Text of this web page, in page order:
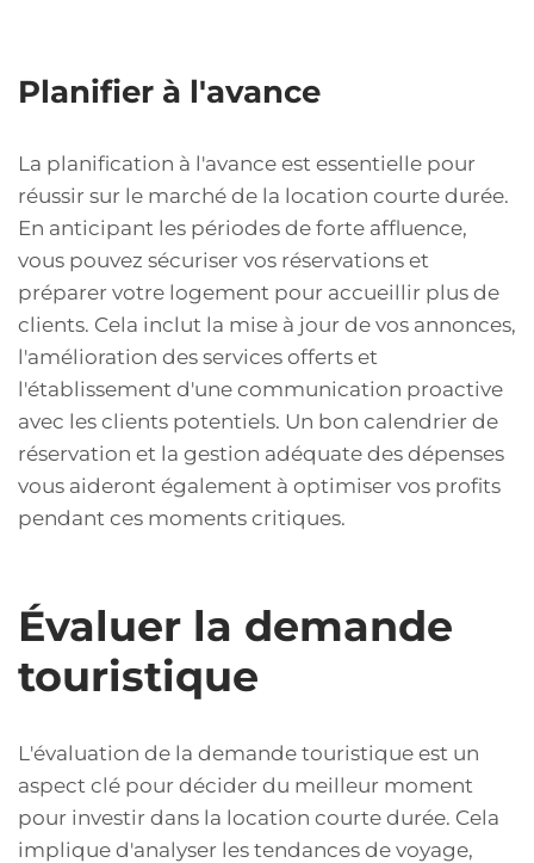
Planifier à l'avance
La planification à l'avance est essentielle pour
réussir sur le marché de la location courte durée.
En anticipant les périodes de forte affluence,
vous pouvez sécuriser vos réservations et
préparer votre logement pour accueillir plus de
clients. Cela inclut la mise à jour de vos annonces,
l'amélioration des services offerts et
l'établissement d'une communication proactive
avec les clients potentiels. Un bon calendrier de
réservation et la gestion adéquate des dépenses
vous aideront également à optimiser vos profits
pendant ces moments critiques.
Évaluer la demande
touristique
L'évaluation de la demande touristique est un
aspect clé pour décider du meilleur moment
pour investir dans la location courte durée. Cela
implique d'analyser les tendances de voyage,